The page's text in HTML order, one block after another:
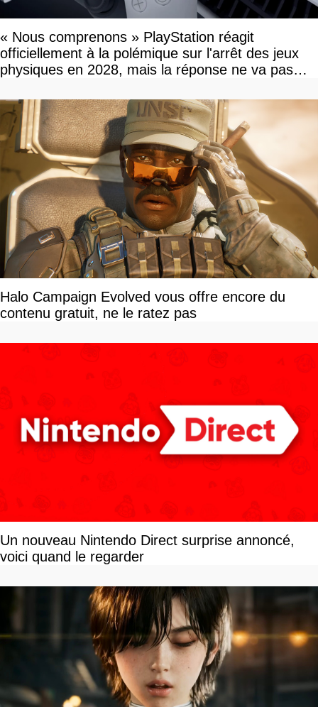
« Nous comprenons » PlayStation réagit
officiellement à la polémique sur l'arrêt des jeux
physiques en 2028, mais la réponse ne va pas
Halo Campaign Evolved vous offre encore du
contenu gratuit, ne le ratez pas
Un nouveau Nintendo Direct surprise annoncé,
voici quand le regarder